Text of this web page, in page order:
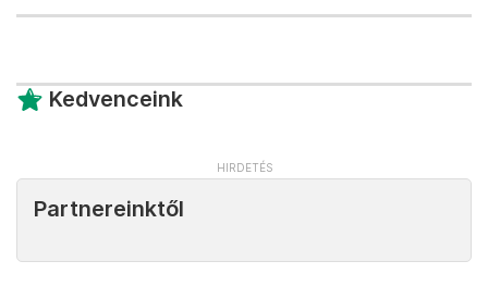
Kedvenceink
Partnereinktől